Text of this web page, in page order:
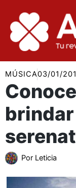
contenido
MÚSICA03/01/
Por Leticia